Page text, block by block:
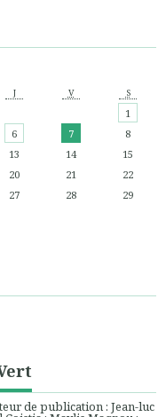
J V S
1
6 7
8
13 14
15
20 21
22
27 28
29
de publication : Jean-luc